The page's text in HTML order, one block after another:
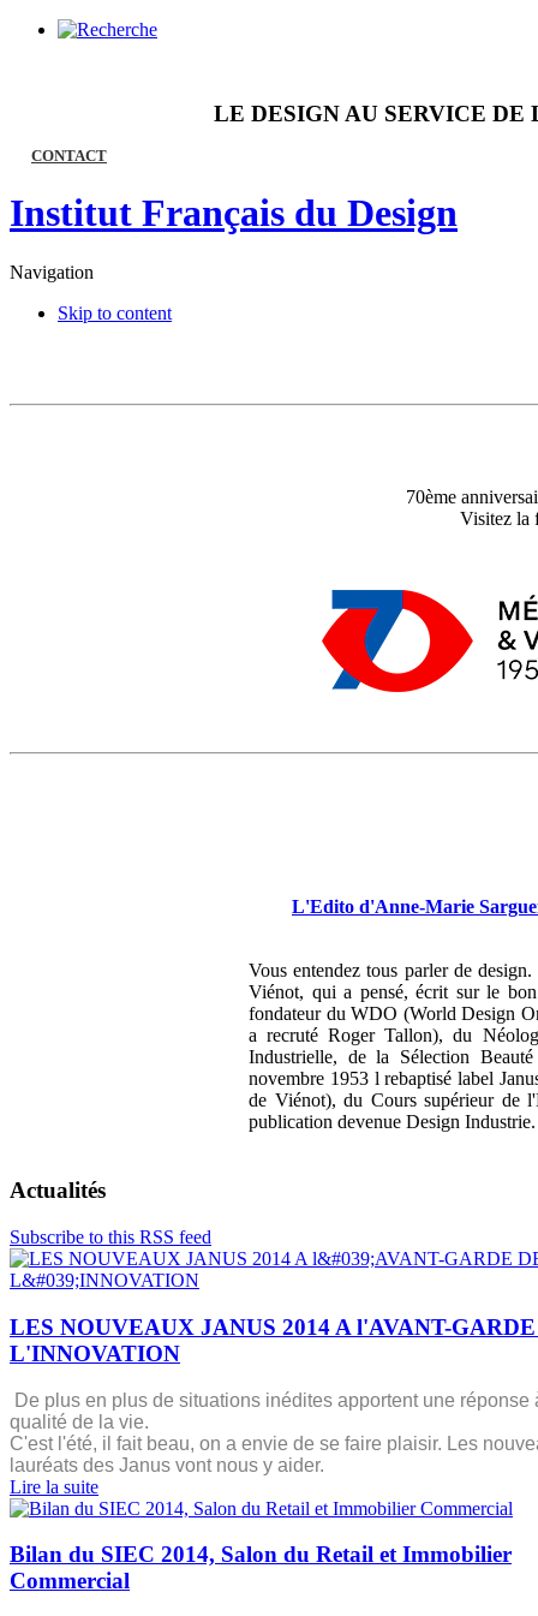
LE DESIGN AU SERVICE
CONTACT
Institut Français du Design
Navigation
Skip to content
70ème
Visitez la
L'Edito d'Anne-Marie
Vous entendez tous parler de
Viénot, qui a pensé, écrit sur le
fondateur du WDO (World Design
a recruté Roger Tallon), du
Industrielle, de la Sélection
novembre 1953 l rebaptisé label
de Viénot), du Cours supérieur de
publication devenue Design
Actualités
Subscribe to this RSS feed
LES NOUVEAUX JANUS 2014 A l'AVANT-
L'INNOVATION
De plus en plus de situations inédites apportent une réponse
qualité de la vie.
C'est l'été, il fait beau, on a envie de se faire plaisir. Les
lauréats des Janus vont nous y aider.
Lire la suite
Bilan du SIEC 2014, Salon du Retail et Immobilier
Commercial